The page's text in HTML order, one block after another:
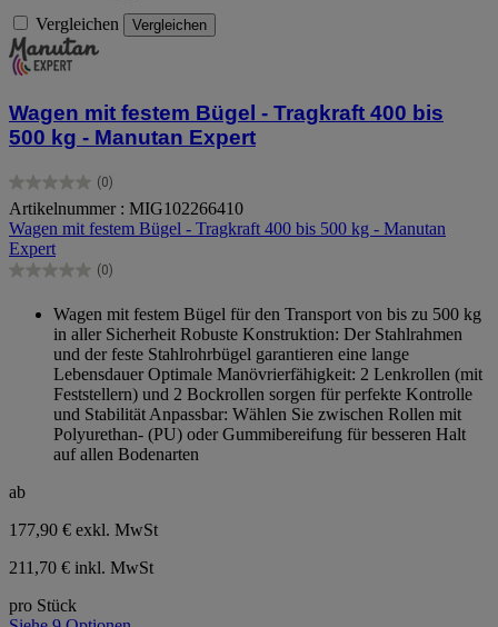
Vergleichen Vergleichen
Wagen mit festem Bügel - Tragkraft 400 bis
500 kg - Manutan Expert
(0)
0.0
von
5
Sternen.
Artikelnummer : MIG102266410
Wagen mit festem Bügel - Tragkraft 400 bis 500 kg - Manutan
Expert
(0)
0.0
Sternen.
Wagen mit festem Bügel für den Transport von bis zu 500 kg
in aller Sicherheit Robuste Konstruktion: Der Stahlrahmen
und der feste Stahlrohrbügel garantieren eine lange
Lebensdauer Optimale Manövrierfähigkeit: 2 Lenkrollen (mit
Feststellern) und 2 Bockrollen sorgen für perfekte Kontrolle
und Stabilität Anpassbar: Wählen Sie zwischen Rollen mit
Polyurethan- (PU) oder Gummibereifung für besseren Halt
auf allen Bodenarten
ab
177,90 € exkl. MwSt
211,70 € inkl. MwSt
pro Stück